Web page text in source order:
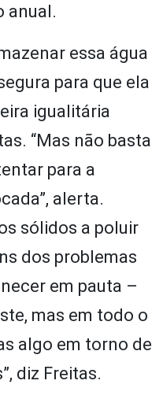
anual.
essa água
para que ela
igualitária
“Mas não basta
para a
alerta.
sólidos a poluir
dos problemas
em pauta –
mas em todo o
algo em torno de
diz Freitas.